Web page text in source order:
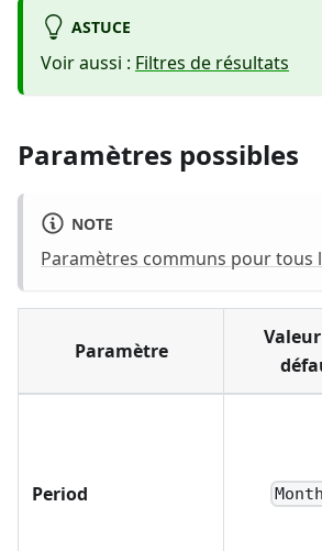
ASTUCE
Voir aussi : Filtres de résultats
Paramètres possibles
NOTE
Paramètres communs pour tous
Paramètre
Period